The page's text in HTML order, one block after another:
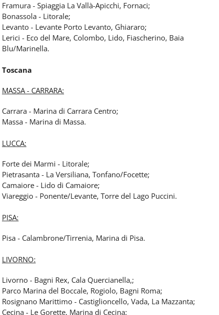
Framura - Spiaggia La Vallà-Apicchi, Fornaci;
Bonassola - Litorale;
Levanto - Levante Porto Levanto, Ghiararo;
Lerici - Eco del Mare, Colombo, Lido, Fiascherino, Baia
Blu/Marinella.
Toscana
MASSA - CARRARA:
Carrara - Marina di Carrara Centro;
Massa - Marina di Massa.
LUCCA:
Forte dei Marmi - Litorale;
Pietrasanta - La Versiliana, Tonfano/Focette;
Camaiore - Lido di Camaiore;
Viareggio - Ponente/Levante, Torre del Lago Puccini.
PISA:
Pisa - Calambrone/Tirrenia, Marina di Pisa.
LIVORNO:
Livorno - Bagni Rex, Cala Quercianella,;
Parco Marina del Boccale, Rogiolo, Bagni Roma;
Rosignano Marittimo - Castiglioncello, Vada, La Mazzanta;
Cecina - Le Gorette, Marina di Cecina;